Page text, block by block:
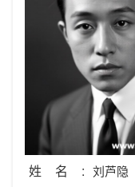
姓名: 刘芦隐